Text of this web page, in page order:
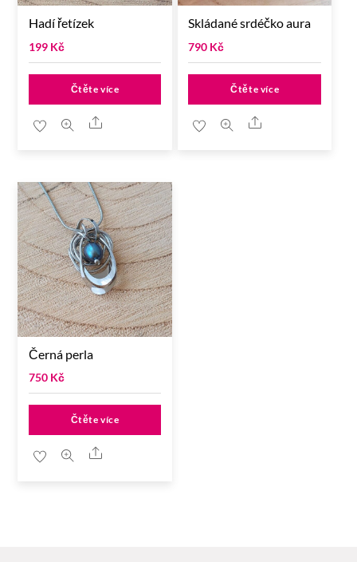
Hadí řetízek
199 Kč
Čtěte více
Share
Skládané srdéčko aura
790 Kč
Čtěte více
Share
Černá perla
750 Kč
Čtěte více
Share